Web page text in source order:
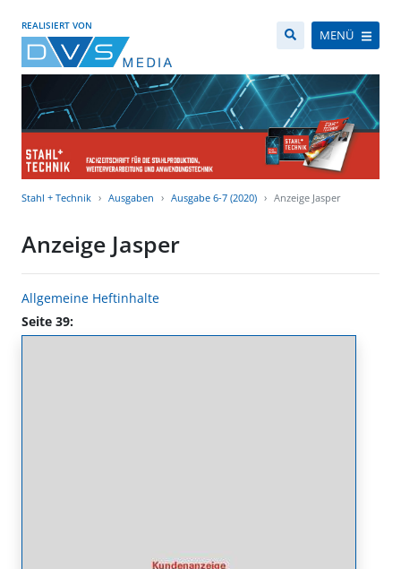
REALISIERT VON
MENÜ
Stahl + Technik Ausgaben Ausgabe 6-7 (2020) Anzeige Jasper
Anzeige Jasper
Allgemeine Heftinhalte
Seite 39: